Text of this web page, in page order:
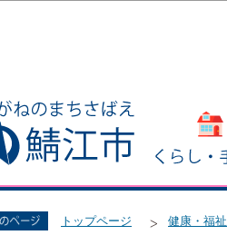
トップページ 健康・福祉